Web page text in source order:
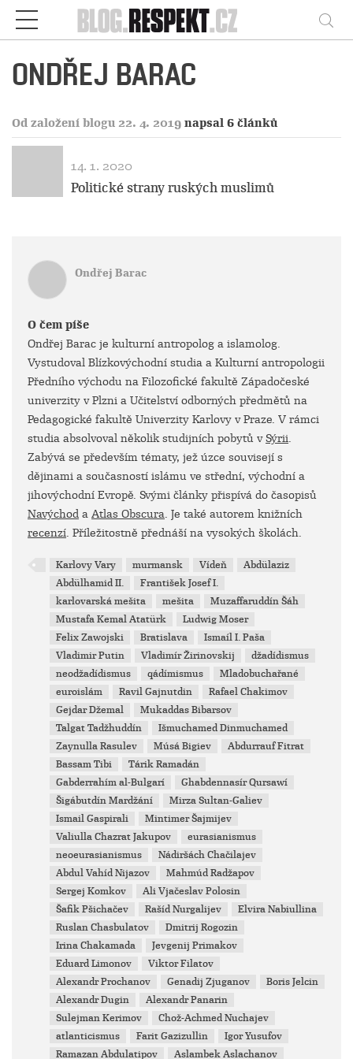
Respekt
ONDŘEJ BARAC
Od založení blogu 22. 4. 2019 napsal 6 článků
14. 1. 2020
Politické strany ruských muslimů
Ondřej Barac
O čem píše
Ondřej Barac je kulturní antropolog a islamolog.
Vystudoval Blízkovýchodní studia a Kulturní antropologii
Předního východu na Filozofické fakultě Západočeské
univerzity v Plzni a Učitelství odborných předmětů na
Pedagogické fakultě Univerzity Karlovy v Praze. V rámci
studia absolvoval několik studijních pobytů vSýrii.
Zabývá se především tématy, jež úzce souvisejí s
dějinami a současností islámu ve střední, východní a
jihovýchodní Evropě. Svými články přispívá do časopisů
Navýchod a Atlas Obscura. Je také autorem knižních
recenzí. Příležitostně přednáší na vysokých školách.
Karlovy Vary murmansk Vídeň
Abdülaziz
Abdülhamid II.
František Josef I.
karlovarská mešita
mešita
Muzaffaruddín Šáh
Mustafa Kemal Atatürk
Ludwig Moser
Felix Zawojski
Bratislava
Ismaíl I. Paša
Vladimir Putin
Vladimír Žirinovskij
džadídismus
neodžadídismus
qádímismus
Mladobuchařané
euroislám
Ravil Gajnutdin
Rafael Chakimov
Gejdar Džemal
Mukaddas Bibarsov
Talgat Tadžhuddín
Išmuchamed Dinmuchamed
Zaynulla Rasulev
Músá Bigiev
Abdurrauf Fitrat
Bassam Tibi
Tárik Ramadán
Gabderrahím al-Bulgarí
Ghabdennasír Qursawí
Šigábutdín Mardžání
Mirza Sultan-Galiev
Ismail Gaspirali
Mintimer Šajmijev
Valiulla Chazrat Jakupov
eurasianismus
neoeurasianismus
Nádiršách Chačilajev
Abdul Vahíd Nijazov
Mahmúd Radžapov
Sergej Komkov
Ali Vjačeslav Polosin
Šafik Pšichačev
Rašíd Nurgalijev
Elvira Nabiullina
Ruslan Chasbulatov
Dmitrij Rogozin
Irina Chakamada
Jevgenij Primakov
Eduard Limonov
Viktor Filatov
Alexandr Prochanov
Genadij Zjuganov
Boris Jelcin
Alexandr Dugin
Alexandr Panarin
Sulejman Kerimov
Chož-Achmed Nuchajev
atlanticismus
Farit Gazizullin
Igor Yusufov
Ramazan Abdulatipov
Aslambek Aslachanov